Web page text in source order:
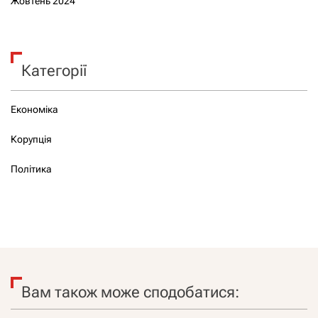
Категорії
Економіка
Корупція
Політика
Вам також може сподобатися: